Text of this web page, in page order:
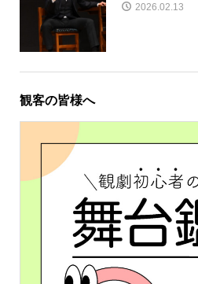
2026.02.13
観客の皆様へ